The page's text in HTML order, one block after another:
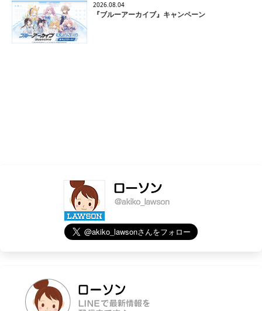
2026.08.04
『ブルーアーカイブ』キャンペーン